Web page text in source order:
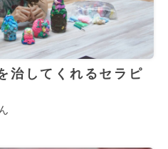
治してくれるセラピ